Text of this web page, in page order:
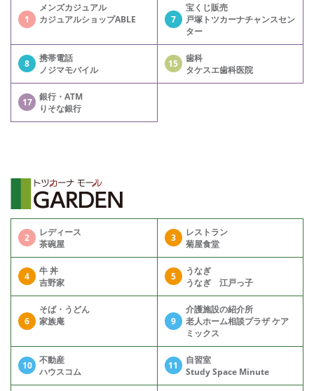
1
メンズカジュアル
カジュアルショップABLE
7
宝くじ販売
戸塚トツカーナチャンスセン
ター
8
携帯電話
ノジマモバイル
15
歯科
タケスエ歯科医院
17
銀行・ATM
りそな銀行
2
レディース
茶碗屋
3
レストラン
菊屋食堂
4
牛 丼
吉野家
5
うなぎ
うなぎ 江戸っ子
6
そば・うどん
家族庵
9
介護施設の紹介所
老人ホーム相談プラザ ケア
ミックス
10
不動産
ハウスコム
11
自習室
Study Space Minute